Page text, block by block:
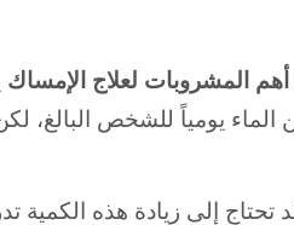
المشروبات لعلاج الإمساك
8-10 أكواب من الماء يومياً
إلى زيادة هذه الكمية